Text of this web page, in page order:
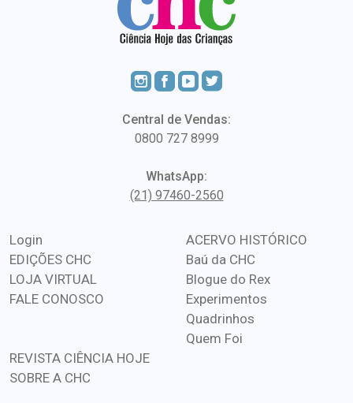
Central de Vendas:
0800 727 8999
WhatsApp:
(21) 97460-2560
Login
EDIÇÕES CHC
LOJA VIRTUAL
FALE CONOSCO
ACERVO HISTÓRICO
Baú da CHC
Blogue do Rex
Experimentos
Quadrinhos
Quem Foi
REVISTA CIÊNCIA HOJE
SOBRE A CHC